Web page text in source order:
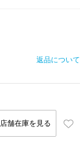
返品について
店舗在庫を見る